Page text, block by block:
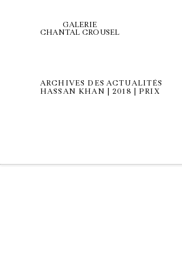
GALERIE
CHANTAL CROUSEL
ARCHIVES DES ACTUALITÉS
HASSAN KHAN | 2018 | PRIX